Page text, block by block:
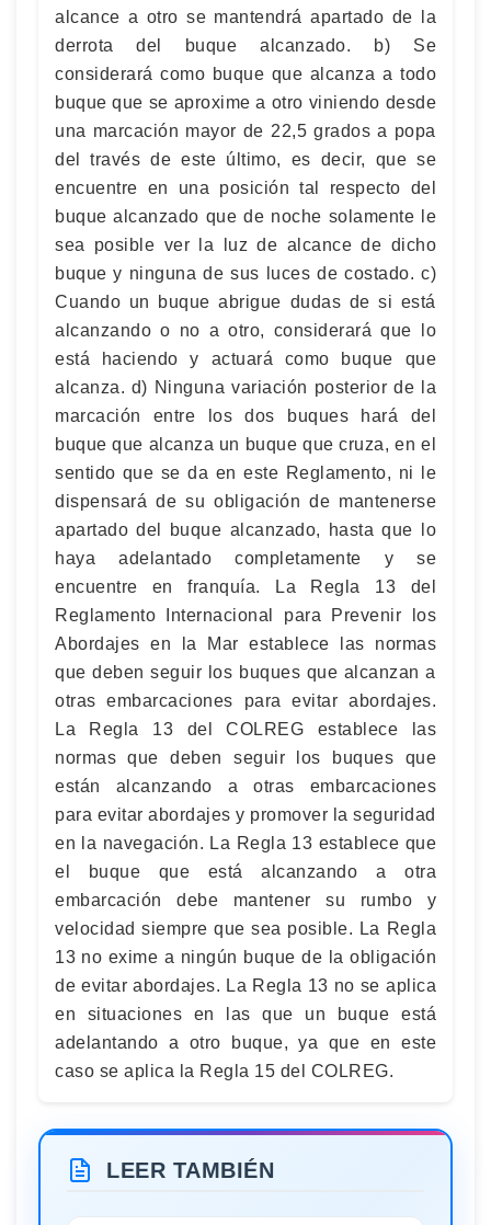
alcance a otro se mantendrá apartado de la
derrota del buque alcanzado. b) Se
considerará como buque que alcanza a todo
buque que se aproxime a otro viniendo desde
una marcación mayor de 22,5 grados a popa
del través de este último, es decir, que se
encuentre en una posición tal respecto del
buque alcanzado que de noche solamente le
sea posible ver la luz de alcance de dicho
buque y ninguna de sus luces de costado. c)
Cuando un buque abrigue dudas de si está
alcanzando o no a otro, considerará que lo
está haciendo y actuará como buque que
alcanza. d) Ninguna variación posterior de la
marcación entre los dos buques hará del
buque que alcanza un buque que cruza, en el
sentido que se da en este Reglamento, ni le
dispensará de su obligación de mantenerse
apartado del buque alcanzado, hasta que lo
haya adelantado completamente y se
encuentre en franquía. La Regla 13 del
Reglamento Internacional para Prevenir los
Abordajes en la Mar establece las normas
que deben seguir los buques que alcanzan a
otras embarcaciones para evitar abordajes.
La Regla 13 del COLREG establece las
normas que deben seguir los buques que
están alcanzando a otras embarcaciones
para evitar abordajes y promover la seguridad
en la navegación. La Regla 13 establece que
el buque que está alcanzando a otra
embarcación debe mantener su rumbo y
velocidad siempre que sea posible. La Regla
13 no exime a ningún buque de la obligación
de evitar abordajes. La Regla 13 no se aplica
en situaciones en las que un buque está
adelantando a otro buque, ya que en este
caso se aplica la Regla 15 del COLREG.
LEER TAMBIÉN